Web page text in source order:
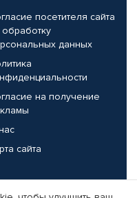
посетителя сайта
данных
на получение
сайта